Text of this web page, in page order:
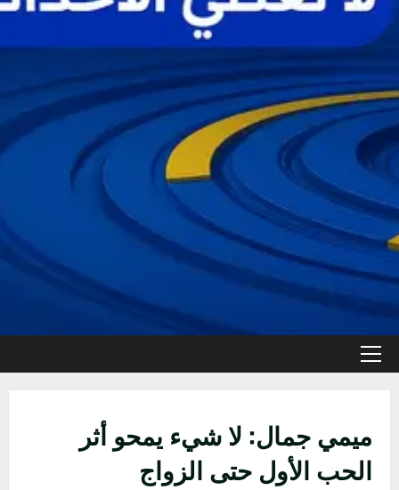
القائمة
ميمي جمال: لا شيء يمحو أثر
الحب الأول حتى الزواج